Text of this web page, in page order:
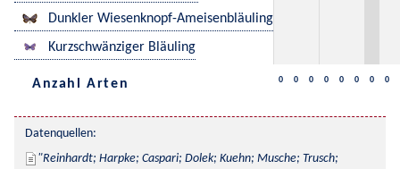
Dunkler Wiesenknopf-Ameisenbläuling
Kurzschwänziger Bläuling
Anzahl Arten 0 0 0 0 0 0 0 0
Datenquellen:
Reinhardt; Harpke; Caspari; Dolek; Kuehn; Musche; Trusch;